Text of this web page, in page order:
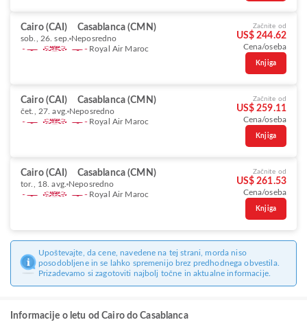
Cairo (CAI) Casablanca (CMN)
sob., 26. sep. Neposredno
Royal Air Maroc
Začnite od
US$ 244.62
Cena/oseba
Knjiga
Cairo (CAI) Casablanca (CMN)
čet., 27. avg. Neposredno
Royal Air Maroc
Začnite od
US$ 259.11
Cena/oseba
Knjiga
Cairo (CAI) Casablanca (CMN)
tor., 18. avg. Neposredno
Royal Air Maroc
Začnite od
US$ 261.53
Cena/oseba
Knjiga
Upoštevajte, da cene, navedene na tej strani, morda niso
posodobljene in se lahko spremenijo brez predhodnega obvestila.
Prizadevamo si zagotoviti najbolj točne in aktualne informacije.
Informacije o letu od Cairo do Casablanca